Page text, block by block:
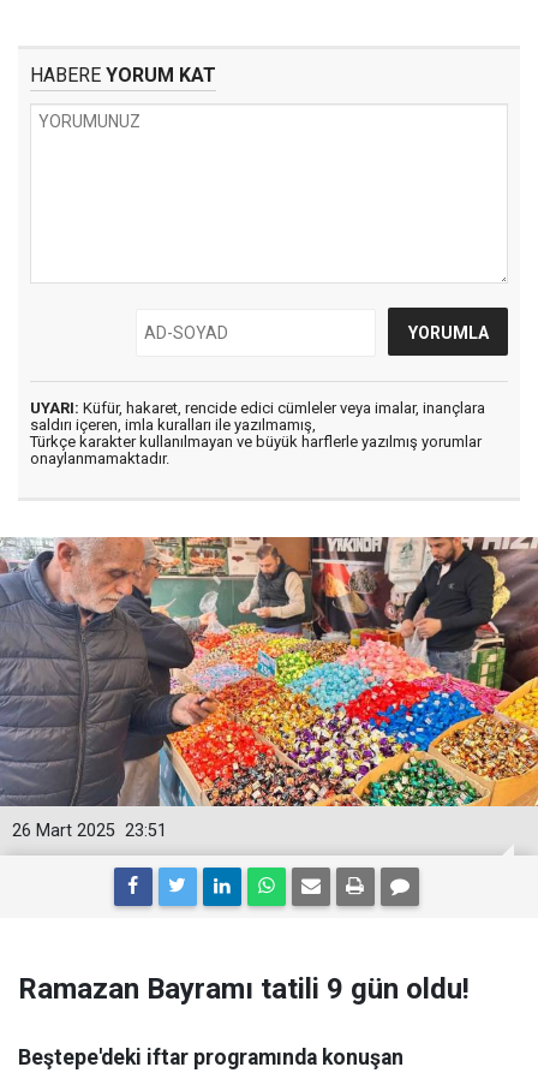
HABERE YORUM KAT
UYARI: Küfür, hakaret, rencide edici cümleler veya imalar, inançlara
saldırı içeren, imla kuralları ile yazılmamış,
Türkçe karakter kullanılmayan ve büyük harflerle yazılmış yorumlar
onaylanmamaktadır.
23:51
26 Mart 2025
Ramazan Bayramı tatili 9 gün oldu!
Beştepe'deki iftar programında konuşan